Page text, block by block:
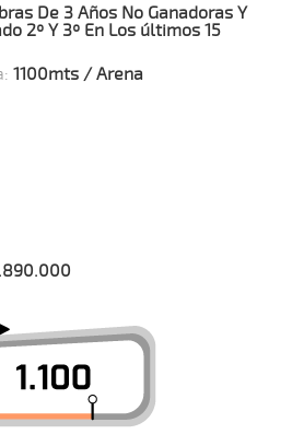
De 3 Años No Ganadoras Y
2º Y 3º En Los últimos 15
1100mts / Arena